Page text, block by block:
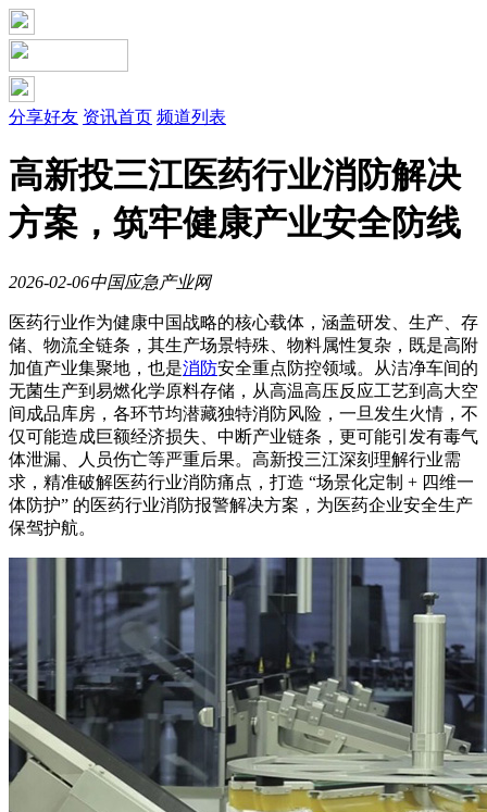
分享好友 资讯首页 频道列表
高新投三江医药行业消防解决
方案，筑牢健康产业安全防线
2026-02-06中国应急产业网
医药行业作为健康中国战略的核心载体，涵盖研发、生产、存
储、物流全链条，其生产场景特殊、物料属性复杂，既是高附
加值产业集聚地，也是消防安全重点防控领域。从洁净车间的
无菌生产到易燃化学原料存储，从高温高压反应工艺到高大空
间成品库房，各环节均潜藏独特消防风险，一旦发生火情，不
仅可能造成巨额经济损失、中断产业链条，更可能引发有毒气
体泄漏、人员伤亡等严重后果。高新投三江深刻理解行业需
求，精准破解医药行业消防痛点，打造 “场景化定制 + 四维一
体防护” 的医药行业消防报警解决方案，为医药企业安全生产
保驾护航。